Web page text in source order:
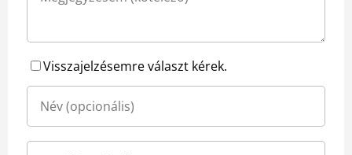
Visszajelzésemre választ kérek.